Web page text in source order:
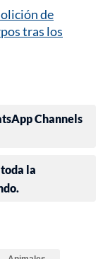
de
tras los
Channels
la